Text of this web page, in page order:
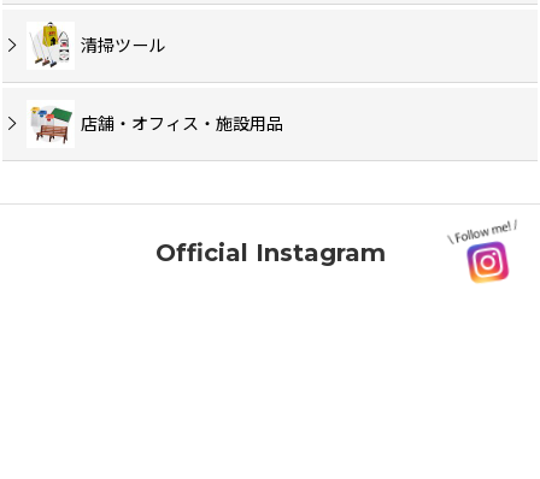
清掃ツール
店舗・オフィス・施設用品
Official Instagram